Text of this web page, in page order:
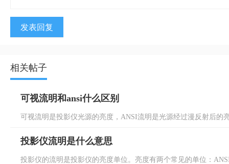
发表回复
相关帖子
可视流明和ansi什么区别
可视流明是投影仪光源的亮度，ANSI流明是光源经过漫反射后的
投影仪流明是什么意思
投影仪的流明是投影仪的亮度单位。亮度有两个常见的单位：